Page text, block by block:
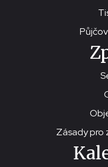
Zásady pro